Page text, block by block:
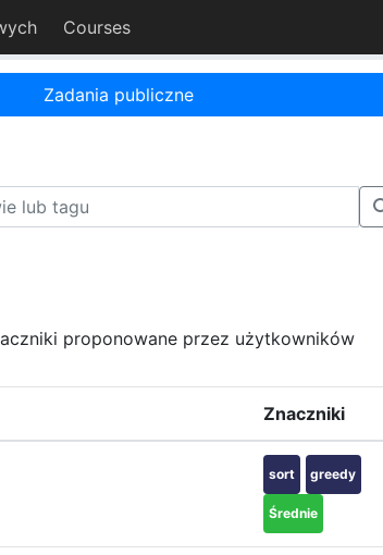
Courses
Zadania publiczne
proponowane przez użytkowników
Znaczniki
sort greedy
Średnie